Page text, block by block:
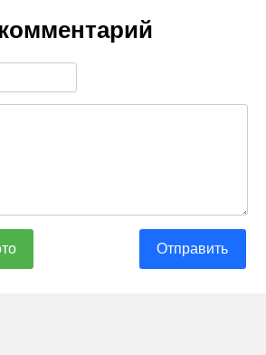
Отправить